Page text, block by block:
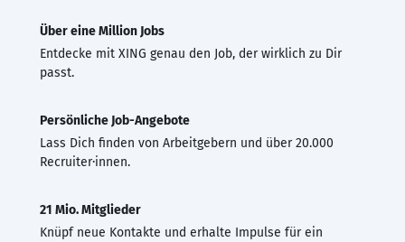
Über eine Million Jobs
Entdecke mit XING genau den Job, der wirklich zu Dir
passt.
Persönliche Job-Angebote
Lass Dich finden von Arbeitgebern und über 20.000
Recruiter·innen.
21 Mio. Mitglieder
Knüpf neue Kontakte und erhalte Impulse für ein